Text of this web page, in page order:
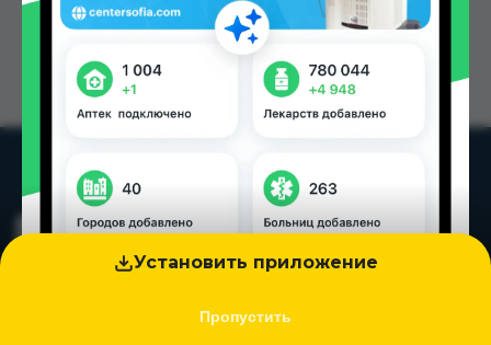
Установить приложение
Пропустить